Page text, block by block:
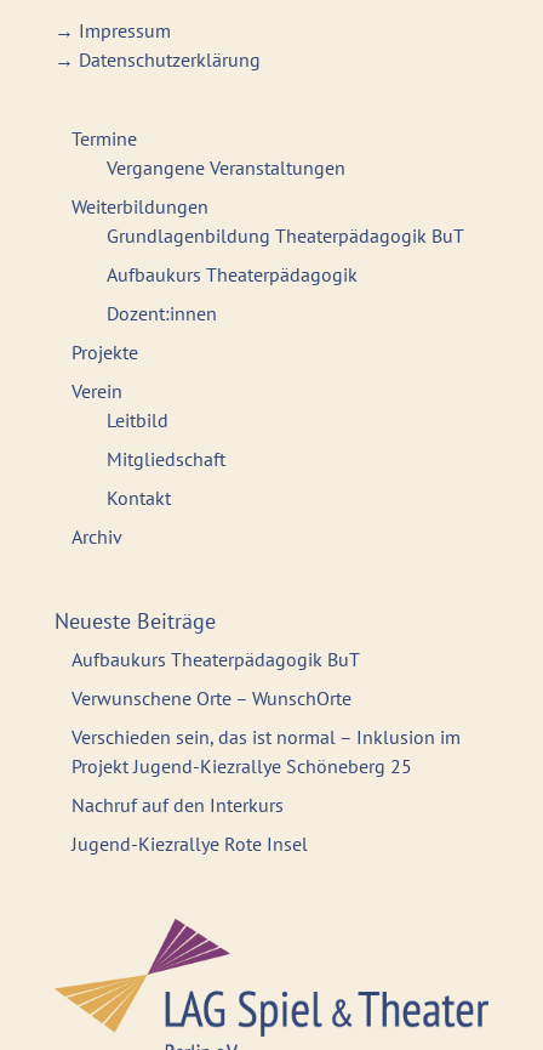
→ Impressum
→ Datenschutzerklärung
Termine
Vergangene Veranstaltungen
Weiterbildungen
Grundlagenbildung Theaterpädagogik BuT
Aufbaukurs Theaterpädagogik
Dozent:innen
Projekte
Verein
Leitbild
Mitgliedschaft
Kontakt
Archiv
Neueste Beiträge
Aufbaukurs Theaterpädagogik BuT
Verwunschene Orte – WunschOrte
Verschieden sein, das ist normal – Inklusion im
Projekt Jugend-Kiezrallye Schöneberg 25
Nachruf auf den Interkurs
Jugend-Kiezrallye Rote Insel